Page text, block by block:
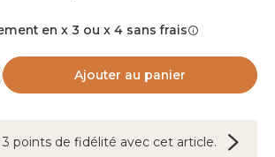
en x 3 ou x 4 sans frais
Ajouter au panier
3 points de fidélité avec cet article.